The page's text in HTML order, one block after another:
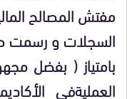
مفتش المصالح
السجلات و رسمت
بامتياز ( بفضل